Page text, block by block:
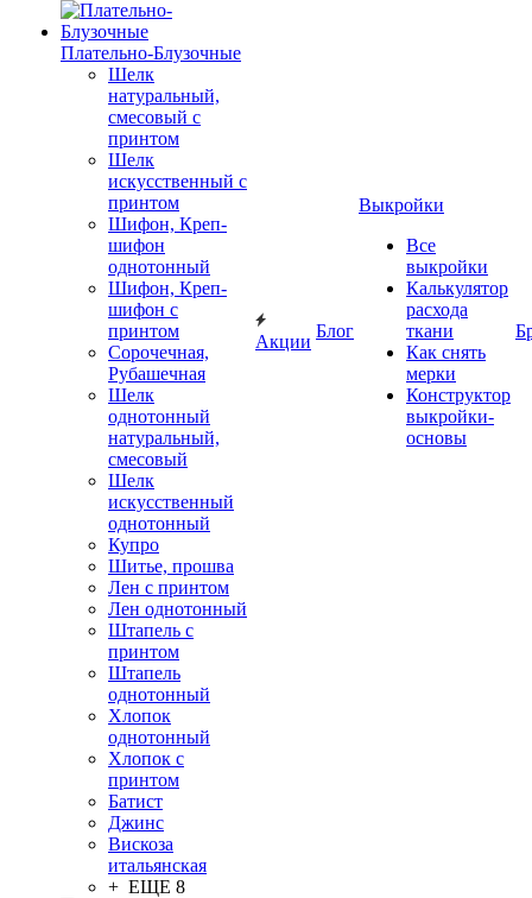
Плательно-Блузочные
Шелк
натуральный,
смесовый с
принтом
Шелк
искусственный с
принтом
Шифон, Креп-
шифон
однотонный
Шифон, Креп-
шифон с
принтом
Сорочечная,
Рубашечная
Шелк
однотонный
натуральный,
смесовый
Шелк
искусственный
однотонный
Купро
Шитье, прошва
Лен с принтом
Лен однотонный
Штапель с
принтом
Штапель
однотонный
Хлопок
однотонный
Хлопок с
принтом
Батист
Джинс
Вискоза
итальянская
+ ЕЩЕ 8
Акции
Блог
Выкройки
Все
выкройки
Калькулятор
расхода
ткани
Как снять
мерки
Конструктор
выкройки-
основы